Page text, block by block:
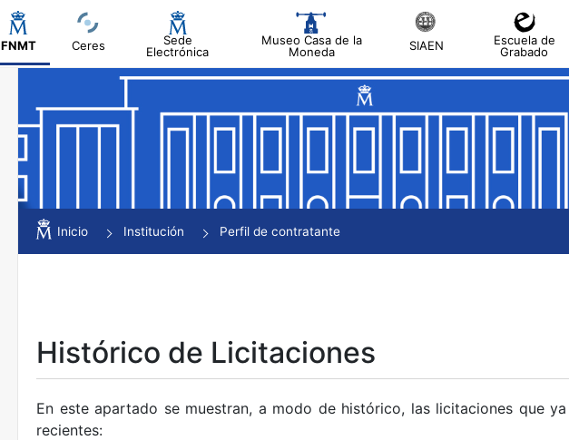
FNMT Ceres
Sede
Electrónica
Museo Casa de la
Moneda
SIAEN
Escuela de
Grabado
Mostrar/Ocultar
Mostrar/Ocultar
Mostrar/Ocultar
Inicio Institución Perfil de contratante
Histórico de Licitaciones
En este apartado se muestran, a modo de histórico, las licitaciones que
recientes: